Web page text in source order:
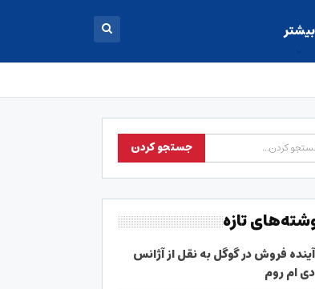
بیشتر
تازه
آینده فروش در گوگل به نقل از آژانس
دی ام روم